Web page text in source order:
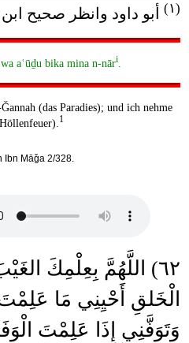
(١) أبو داود وانظر صحيح ابن
aʿūḏu bika mina n-nāri.
(das Paradies); und ich nehme
1
Ibn Māǧa 2/328.
٦٢) اللَّهُمَّ بِعِلْمِكَ
الْخَلقِ أَحْيِنِي مَا
وَتَوَفَّنِي إِذَا عَلِمْتَ